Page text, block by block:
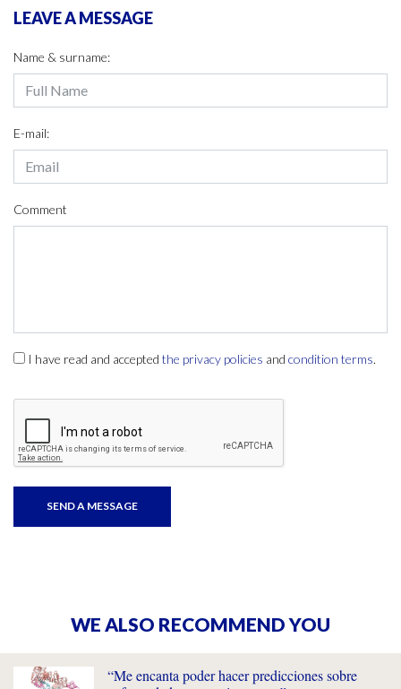
LEAVE A MESSAGE
Name & surname:
E-mail:
Comment
I have read and accepted the privacy policies and condition terms.
WE ALSO RECOMMEND YOU
“Me encanta poder hacer predicciones sobre